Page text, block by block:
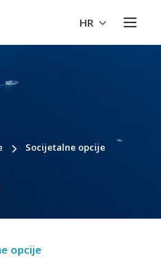
HR
Socijetalne opcije
opcije